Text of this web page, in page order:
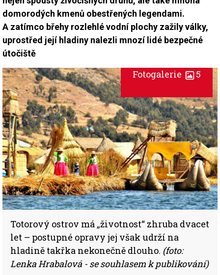
domorodých kmenů obestřených legendami.
A zatímco břehy rozlehlé vodní plochy zažily války,
uprostřed její hladiny nalezli mnozí lidé bezpečné
útočiště
Totorový ostrov má „životnost“ zhruba dvacet
let – postupné opravy jej však udrží na
hladině takřka nekonečně dlouho. (foto:
Lenka Hrabalová - se souhlasem k publikování)
Fotogalerie 5